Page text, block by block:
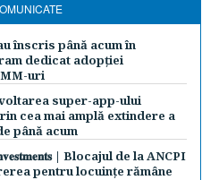
înscris până acum în
dedicat adopției
uri
super-app-ului
cea mai amplă extindere a
până acum
| Blocajul de la ANCPI
pentru locuințe rămâne